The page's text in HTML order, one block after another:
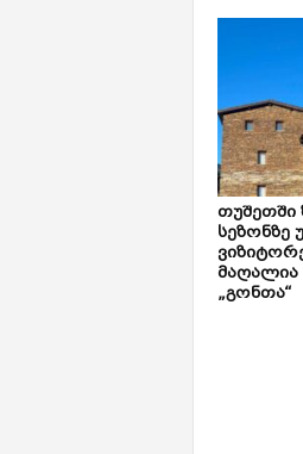
თუშეთში
სეზონზე
მაღალია
„გონთა“